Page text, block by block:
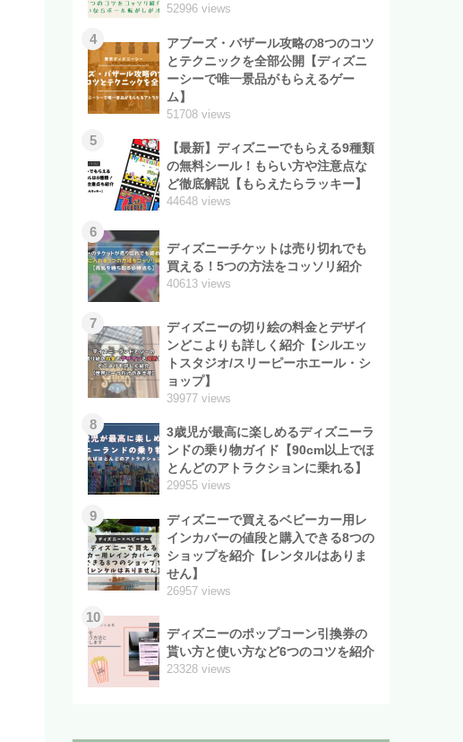
52996 views
4
アブーズ・バザール攻略の8つのコツ
とテクニックを全部公開【ディズニ
ーシーで唯一景品がもらえるゲー
ム】
51708 views
5
【最新】ディズニーでもらえる9種類
の無料シール！もらい方や注意点な
ど徹底解説【もらえたらラッキー】
44648 views
6
ディズニーチケットは売り切れでも
買える！5つの方法をコッソリ紹介
40613 views
7
ディズニーの切り絵の料金とデザイ
ンどこよりも詳しく紹介【シルエッ
トスタジオ/スリーピーホエール・シ
ョップ】
39977 views
8
3歳児が最高に楽しめるディズニーラ
ンドの乗り物ガイド【90cm以上でほ
とんどのアトラクションに乗れる】
29955 views
9
ディズニーで買えるベビーカー用レ
インカバーの値段と購入できる8つの
ショップを紹介【レンタルはありま
せん】
26957 views
10
ディズニーのポップコーン引換券の
貰い方と使い方など6つのコツを紹介
23328 views